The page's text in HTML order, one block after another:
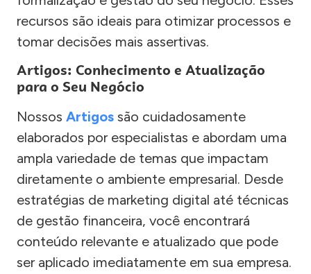
recursos são ideais para otimizar processos e
tomar decisões mais assertivas.
Artigos: Conhecimento e Atualização
para o Seu Negócio
Nossos Artigos são cuidadosamente
elaborados por especialistas e abordam uma
ampla variedade de temas que impactam
diretamente o ambiente empresarial. Desde
estratégias de marketing digital até técnicas
de gestão financeira, você encontrará
conteúdo relevante e atualizado que pode
ser aplicado imediatamente em sua empresa.